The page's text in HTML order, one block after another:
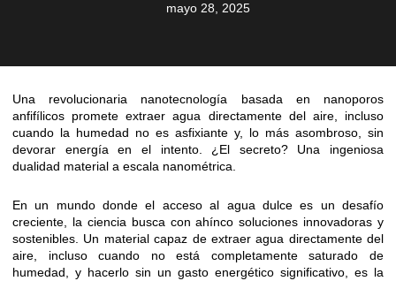
mayo 28, 2025
Una revolucionaria nanotecnología basada en nanoporos
anfifílicos promete extraer agua directamente del aire, incluso
cuando la humedad no es asfixiante y, lo más asombroso, sin
devorar energía en el intento. ¿El secreto? Una ingeniosa
dualidad material a escala nanométrica.
En un mundo donde el acceso al agua dulce es un desafío
creciente, la ciencia busca con ahínco soluciones innovadoras y
sostenibles. Un material capaz de extraer agua directamente del
aire, incluso cuando no está completamente saturado de
humedad, y hacerlo sin un gasto energético significativo, es la